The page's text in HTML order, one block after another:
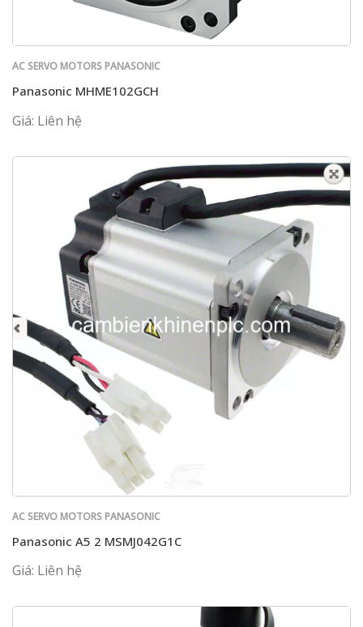
AC SERVO MOTORS PANASONIC
Panasonic MHME102GCH
Giá: Liên hệ
AC SERVO MOTORS PANASONIC
Panasonic A5 2 MSMJ042G1C
Giá: Liên hệ